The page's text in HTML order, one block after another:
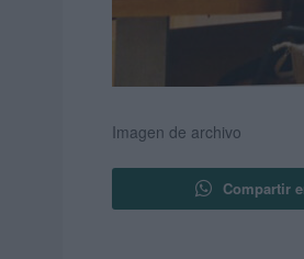
Imagen de archivo
Compartir